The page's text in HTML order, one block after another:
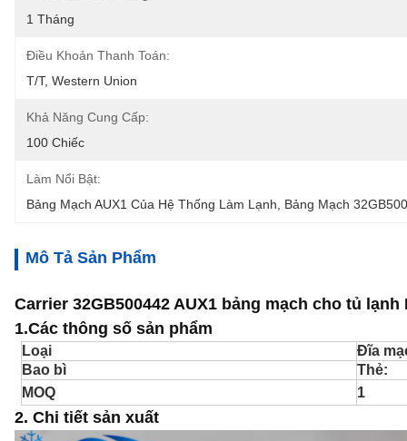
1 Tháng
Điều Khoản Thanh Toán:
T/T, Western Union
Khả Năng Cung Cấp:
100 Chiếc
Làm Nổi Bật:
Bảng Mạch AUX1 Của Hệ Thống Làm Lạnh
Bảng Mạch
Mô Tả Sản Phẩm
Carrier 32GB500442 AUX1 bảng mạch cho tủ lạnh
1.Các thông số sản phẩm
Loại
Đĩa
Bao bì
Thẻ:
MOQ
1
2. Chi tiết sản xuất